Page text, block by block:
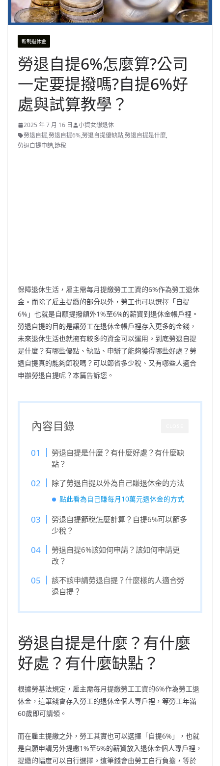
新制退休金
勞退自提6%怎麼算?公司
一定要提撥嗎?自提6%好
處與試算教學？
2025 年 7 月 16 日
小資女想退休
勞退自提,勞退自提6%,勞退自提優缺點,勞退自提是什麼,
勞退自提申請,節稅
保障退休生活，雇主需每月提繳勞工工資的6%作為勞工退休
金。而除了雇主提繳的部分以外，勞工也可以選擇「自提
6%」也就是自願提撥額外1%至6%的薪資到退休金帳戶裡。
勞退自提的目的是讓勞工在退休金帳戶裡存入更多的金錢，
未來退休生活也就擁有較多的資金可以運用。到底勞退自提
是什麼？有哪些優點、缺點、申辦了能夠獲得哪些好處？勞
退自提真的能夠節稅嗎？可以節省多少稅、又有哪些人適合
申辦勞退自提呢？本篇告訴您。
內容目錄
勞退自提是什麼？有什麼好處？有什麼缺
點？
除了勞退自提以外為自己賺退休金的方法
點此看為自己賺每月10萬元退休金的方式
勞退自提節稅怎麼計算？自提6%可以節多
少稅？
勞退自提6%該如何申請？該如何申請更
改？
該不該申請勞退自提？什麼樣的人適合勞
退自提？
勞退自提是什麼？有什麼
好處？有什麼缺點？
根據勞基法規定，雇主需每月提繳勞工工資的6%作為勞工退
休金，這筆錢會存入勞工的退休金個人專戶裡，等勞工年滿
60歲即可請領。
而在雇主提繳之外，勞工其實也可以選擇「自提6%」，也就
是自願申請另外提繳1%至6%的薪資放入退休金個人專戶裡，
提繳的幅度可以自行選擇。這筆錢會由勞工自行負擔，等於